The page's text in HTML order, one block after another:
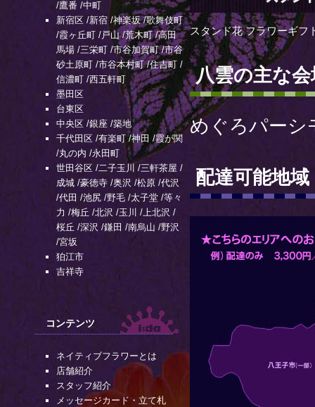
スタンド花 フラワーギフ
八雲の主な
めぐろパー
配達可能地域
/鷹番 /中町
新宿区 /新宿 /神楽坂/歌舞伎町
/霞ヶ丘町 /戸山/荒木町/高田
馬場 /三栄町 /市谷加賀町/市谷
砂土原町 /市谷本村町/住吉町 /
信濃町 /西五軒町
墨田区
台東区
中央区 /銀座 /築地
千代田区 /有楽町/神田 /霞が関
/丸の内 /永田町
世田谷区 /二子玉川 /三軒茶屋 /
成城 /豪徳寺 /奥沢 /松原 /代沢
/代田 /池尻 /野毛 /太子堂 /等々
力 /梅丘 /北沢 /玉川 /上北沢 /
桜丘 /深沢 /鎌田 /南烏山 /野沢
/宮坂
狛江市
吉祥寺
コンテンツ
ネイティブフラワーとは
店舗紹介
スタッフ紹介
メッセージカード・立て札